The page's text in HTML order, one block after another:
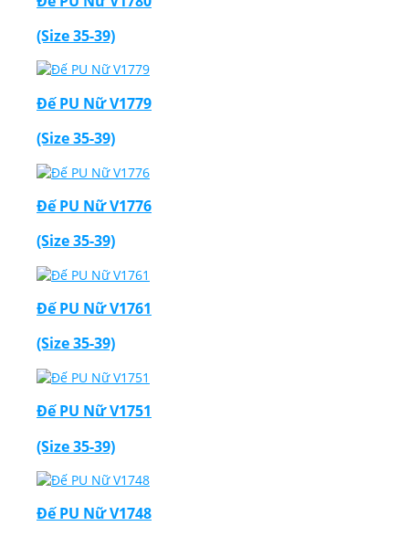
(Size 35-39)
Đế PU Nữ V1779
(Size 35-39)
Đế PU Nữ V1776
(Size 35-39)
Đế PU Nữ V1761
(Size 35-39)
Đế PU Nữ V1751
(Size 35-39)
Đế PU Nữ V1748